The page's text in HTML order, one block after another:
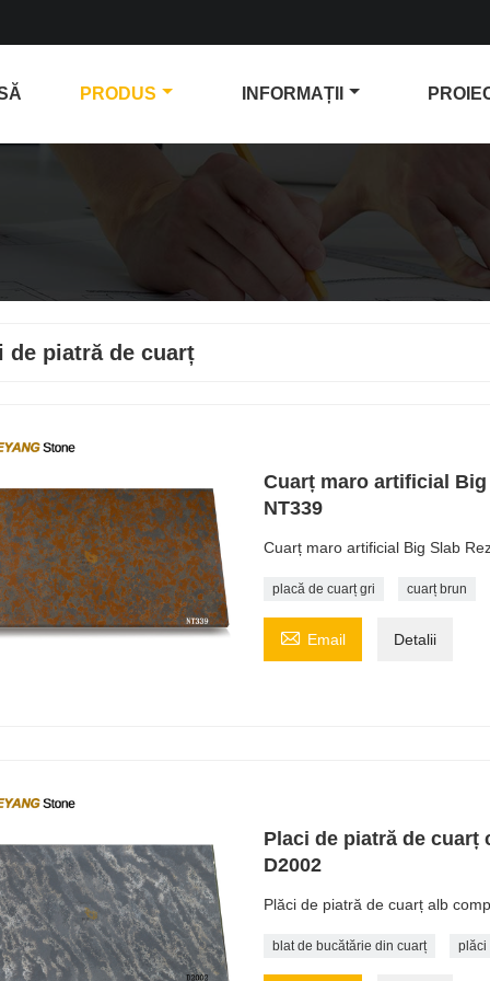
PRODUS INFORMAȚII
de piatră de cuarț
Cuarț maro artificial
NT339
Cuarț maro artificial Big Slab
placă de cuarț gri cuarț brun
 Email Detalii
Placi de piatră de cuarț
D2002
Plăci de piatră de cuarț alb
blat de bucătărie din cuarț plăci